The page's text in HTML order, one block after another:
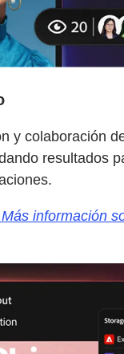
y colaboración
resultados
información